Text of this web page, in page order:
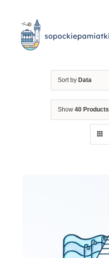
zawartości
Sort by Data
Show 40 Products